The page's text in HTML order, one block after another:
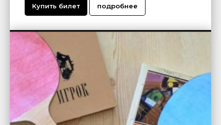
Купить билет подробнее